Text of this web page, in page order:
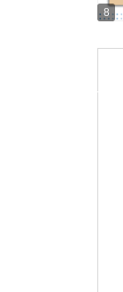
8